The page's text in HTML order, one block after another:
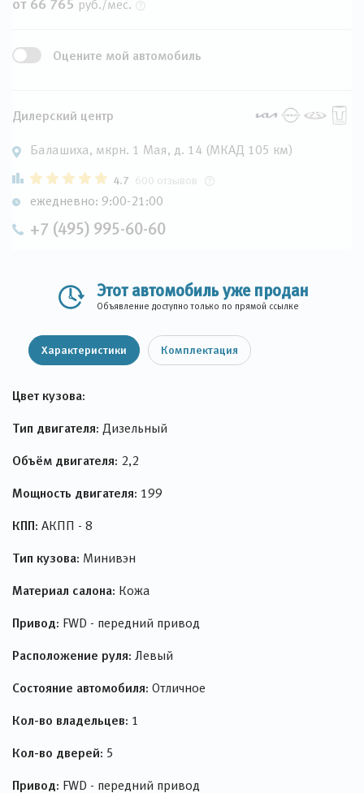
от 66 765 руб./мес.
Оцените мой автомобиль
Дилерский центр
Балашиха, мкрн. 1 Мая, д. 14 (МКАД 105 км)
4.7 600 отзывов
ежедневно: 9:00-21:00
+7 (495) 995-60-60
Этот автомобиль уже продан
Объявление доступно только по прямой ссылке
Характеристики Комплектация
Цвет кузова:
Тип двигателя: Дизельный
Объём двигателя: 2,2
Мощность двигателя: 199
КПП: АКПП - 8
Тип кузова: Минивэн
Материал салона: Кожа
Привод: FWD - передний привод
Расположение руля: Левый
Состояние автомобиля: Отличное
Кол-во владельцев: 1
Кол-во дверей: 5
Привод: FWD - передний привод